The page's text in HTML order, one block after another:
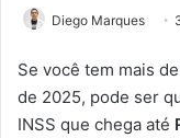
Diego Marques
Se você tem mais
de 2025, pode ser
INSS que chega até